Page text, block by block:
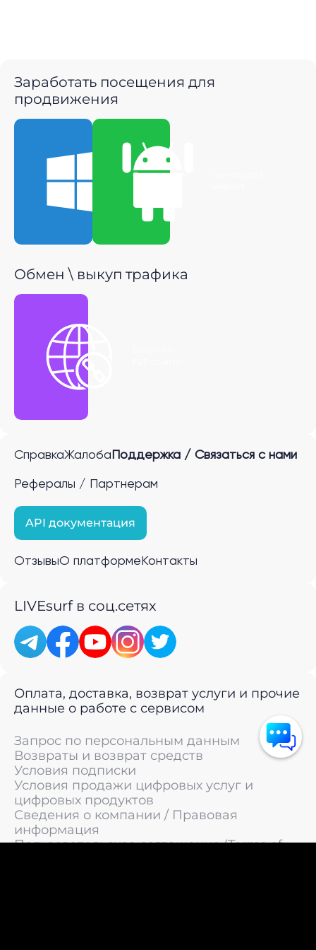
Заработать посещения для
продвижения
Скачать для
Обмен \ выкуп трафика
СправкаЖалоба Поддержка / Связаться с нами
Рефералы / Партнерам
API документация
ОтзывыО платформе Контакты
LIVEsurf в соц.сетях
Оплата, доставка, возврат услуги и прочие
данные о работе с сервисом
Запрос по персональным данным
Возвраты и возврат средств
Условия подписки
Условия продажи цифровых услуг и
цифровых продуктов
Сведения о компании / Правовая
информация
Пользовательское соглашение (Terms of